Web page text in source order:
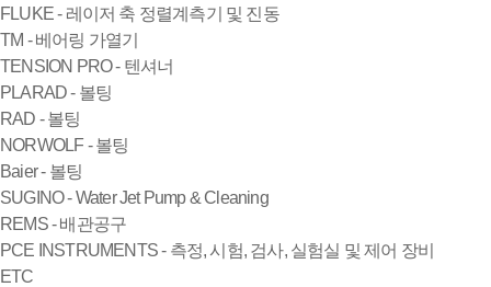
FLUKE - 레이저 축 정렬계측기 및 진동
TM - 베어링 가열기
TENSION PRO - 텐셔너
PLARAD - 볼팅
RAD - 볼팅
NORWOLF - 볼팅
Baier - 볼팅
SUGINO - Water Jet Pump & Cleaning
REMS - 배관공구
PCE INSTRUMENTS - 측정, 시험, 검사, 실험실 및 제어 장비
ETC